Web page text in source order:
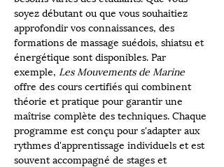
soyez débutant ou que vous souhaitiez
approfondir vos connaissances, des
formations de massage suédois, shiatsu et
énergétique sont disponibles. Par
exemple, Les Mouvements de Marine
offre des cours certifiés qui combinent
théorie et pratique pour garantir une
maîtrise complète des techniques. Chaque
programme est conçu pour s'adapter aux
rythmes d'apprentissage individuels et est
souvent accompagné de stages et